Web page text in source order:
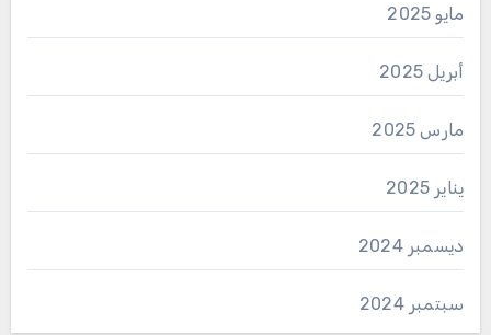
مايو 2025
أبريل 2025
مارس 2025
يناير 2025
ديسمبر 2024
سبتمبر 2024